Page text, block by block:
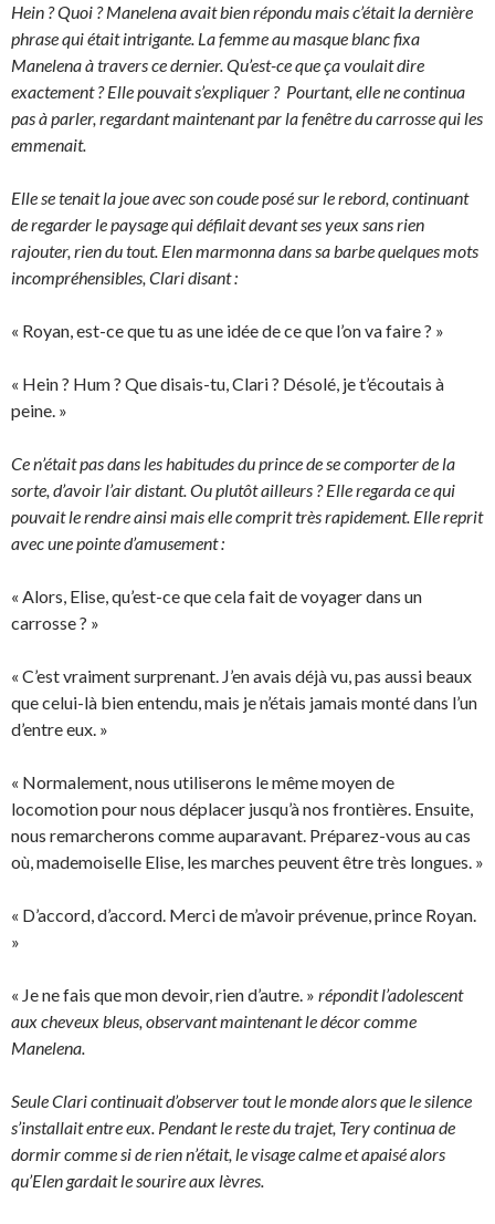
Hein ? Quoi ? Manelena avait bien répondu mais c’était la dernière
phrase qui était intrigante. La femme au masque blanc fixa
Manelena à travers ce dernier. Qu’est-ce que ça voulait dire
exactement ? Elle pouvait s’expliquer ? Pourtant, elle ne continua
pas à parler, regardant maintenant par la fenêtre du carrosse qui les
emmenait.
Elle se tenait la joue avec son coude posé sur le rebord, continuant
de regarder le paysage qui défilait devant ses yeux sans rien
rajouter, rien du tout. Elen marmonna dans sa barbe quelques mots
incompréhensibles, Clari disant :
« Royan, est-ce que tu as une idée de ce que l’on va faire ? »
« Hein ? Hum ? Que disais-tu, Clari ? Désolé, je t’écoutais à
peine. »
Ce n’était pas dans les habitudes du prince de se comporter de la
sorte, d’avoir l’air distant. Ou plutôt ailleurs ? Elle regarda ce qui
pouvait le rendre ainsi mais elle comprit très rapidement. Elle reprit
avec une pointe d’amusement :
« Alors, Elise, qu’est-ce que cela fait de voyager dans un
carrosse ? »
« C’est vraiment surprenant. J’en avais déjà vu, pas aussi beaux
que celui-là bien entendu, mais je n’étais jamais monté dans l’un
d’entre eux. »
« Normalement, nous utiliserons le même moyen de
locomotion pour nous déplacer jusqu’à nos frontières. Ensuite,
nous remarcherons comme auparavant. Préparez-vous au cas
où, mademoiselle Elise, les marches peuvent être très longues. »
« D’accord, d’accord. Merci de m’avoir prévenue, prince Royan.
»
« Je ne fais que mon devoir, rien d’autre. » répondit l’adolescent
aux cheveux bleus, observant maintenant le décor comme
Manelena.
Seule Clari continuait d’observer tout le monde alors que le silence
s’installait entre eux. Pendant le reste du trajet, Tery continua de
dormir comme si de rien n’était, le visage calme et apaisé alors
qu’Elen gardait le sourire aux lèvres.